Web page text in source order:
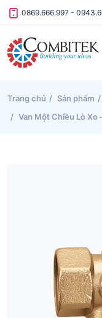
Skip to content
0869.666.997 -
Trang chủ Sản phẩm
Van Một Chiều Lò Xo